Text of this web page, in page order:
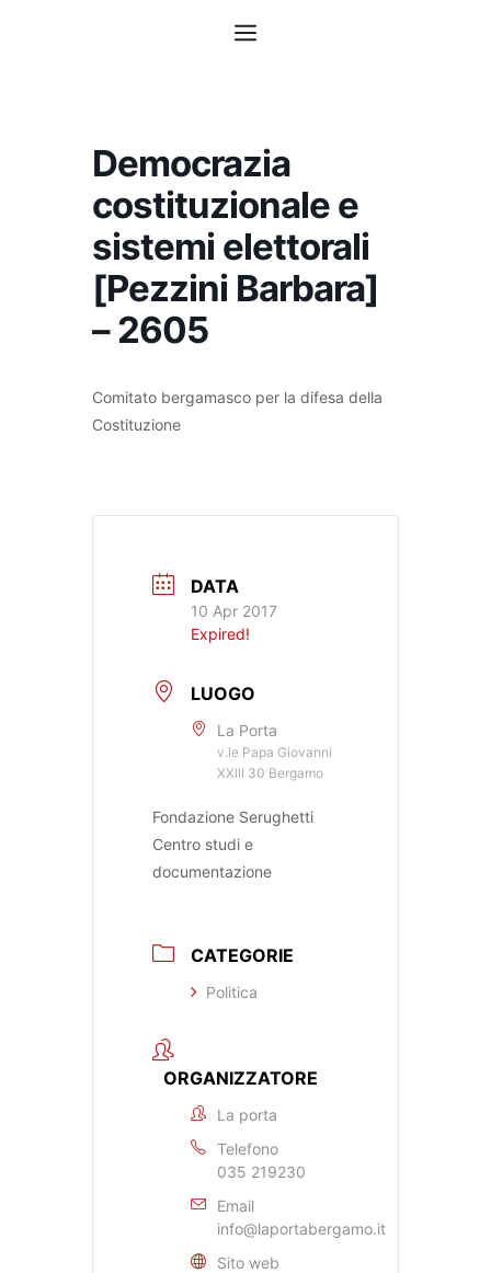
Menu
Democrazia
costituzionale e
sistemi elettorali
[Pezzini Barbara]
– 2605
Comitato bergamasco per la difesa della
Costituzione
DATA
10 Apr 2017
Expired!
LUOGO
La Porta
v.le Papa Giovanni
XXIII 30 Bergamo
Fondazione Serughetti
Centro studi e
documentazione
CATEGORIE
Politica
ORGANIZZATORE
La porta
Telefono
035 219230
Email
info@laportabergamo.it
Sito web